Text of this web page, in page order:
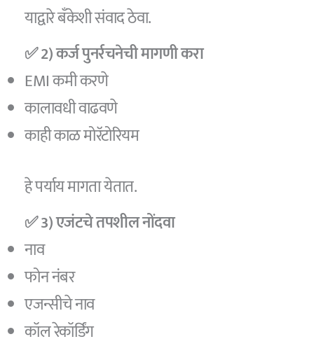
याद्वारे बँकेशी संवाद ठेवा.
✅ 2) कर्ज पुनर्रचनेची मागणी करा
EMI कमी करणे
कालावधी वाढवणे
काही काळ मोरॅटोरियम
हे पर्याय मागता येतात.
✅ 3) एजंटचे तपशील नोंदवा
नाव
फोन नंबर
एजन्सीचे नाव
कॉल रेकॉर्डिंग